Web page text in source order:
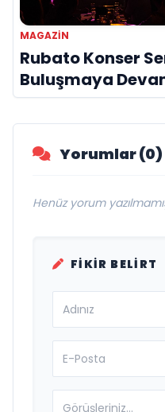
MAGAZIN
Rubato Konser
Buluşmaya
Yorumlar (0)
Henüz yorum
FIKIR BELIRT